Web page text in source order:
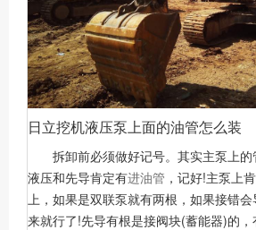
日立挖机液压泵上面的油管怎么装
拆卸前必须做好记号。其实主泵上
液压和先导肯定有进油管 ，记好!主泵上
上，如果是双联泵就有两根，如果接错
来就行了!先导有根是接阀块(蓄能器)的，